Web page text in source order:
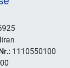
1110550100